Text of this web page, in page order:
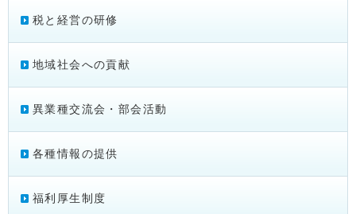
税と経営の研修
地域社会への貢献
異業種交流会・部会活動
各種情報の提供
福利厚生制度